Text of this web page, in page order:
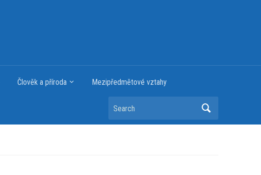
Člověk a příroda Mezipředmětové vztahy